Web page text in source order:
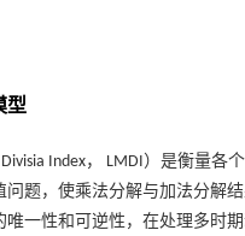
型
Index， LMDI）是衡量
题，使乘法分解与加法分解
一性和可逆性，在处理多时